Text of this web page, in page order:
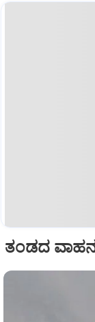
ತಂಡದ